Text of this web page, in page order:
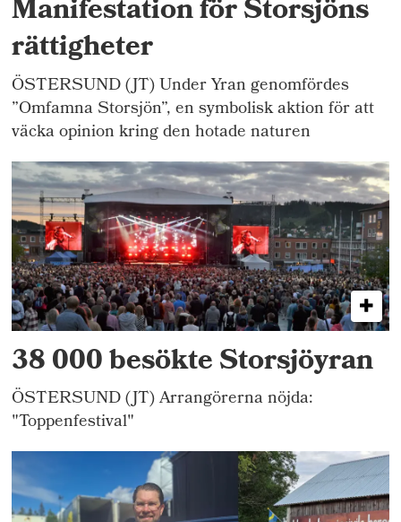
Manifestation för Storsjöns
rättigheter
ÖSTERSUND (JT) Under Yran genomfördes
”Omfamna Storsjön”, en symbolisk aktion för att
väcka opinion kring den hotade naturen
38 000 besökte Storsjöyran
ÖSTERSUND (JT) Arrangörerna nöjda:
"Toppenfestival"